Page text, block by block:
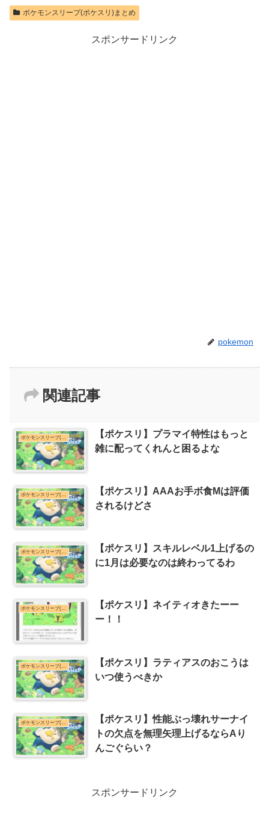
Nintendo S
ポケモンスリープ(ポケスリ)まとめ
スポンサードリンク
pokemon
関連記事
ポケモンスリープ(ポケスリ)まとめ
【ポケスリ】プラマイ特性はもっと
雑に配ってくれんと困るよな
ポケモンスリープ(ポケスリ)まとめ
【ポケスリ】AAAお手ボ食Mは評価
されるけどさ
【ポケスリ】スキルレベル1上げるの
に1月は必要なのは終わってるわ
ポケモンスリープ(ポケスリ)まとめ
【ポケスリ】ネイティオきたーー
ー！！
【ポケスリ】ラティアスのおこうは
いつ使うべきか
ポケモンスリープ(ポケスリ)まとめ
【ポケスリ】性能ぶっ壊れサーナイ
トの欠点を無理矢理上げるならAり
んごぐらい？
スポンサードリンク